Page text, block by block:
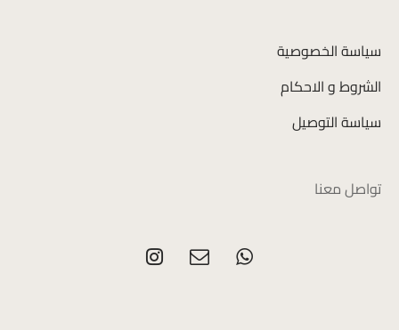
سياسة الخصوصية
الشروط و الاحكام
سياسة التوصيل
تواصل معنا